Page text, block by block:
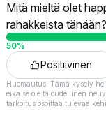
Mitä mieltä olet
rahakkeista tänään?
50%
Positiivinen
Huomautus: Tämä kysely
eikä se ole taloudellinen
tarkoitus osoittaa tulevaa